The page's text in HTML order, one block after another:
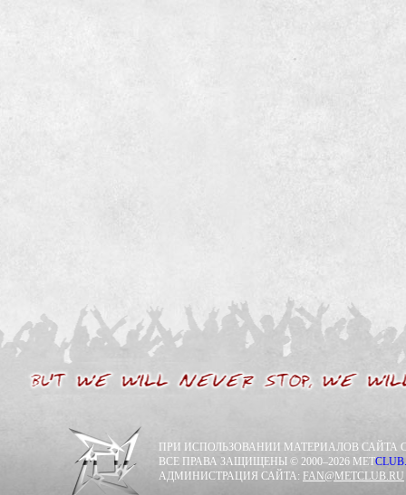
ПРИ ИСПОЛЬЗОВАНИИ МАТЕРИАЛОВ САЙТА
ВСЕ ПРАВА ЗАЩИЩЕНЫ © 2000–2026 METCLUB.
АДМИНИСТРАЦИЯ САЙТА: FAN@METCLUB.RU